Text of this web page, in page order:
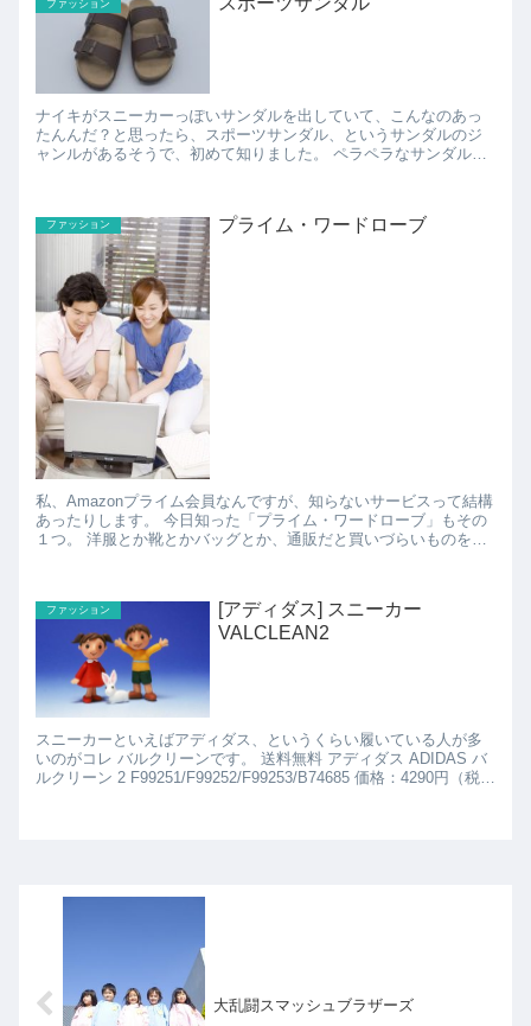
ファッション
ナイキがスニーカーっぽいサンダルを出していて、こんなのあっ
たんんだ？と思ったら、スポーツサンダル、というサンダルのジ
ャンルがあるそうで、初めて知りました。 ペラペラなサンダルと
ファッション プライム・ワードローブ
私、Amazonプライム会員なんですが、知らないサービスって結構
あったりします。 今日知った「プライム・ワードローブ」もその
１つ。 洋服とか靴とかバッグとか、通販だと買いづらいものを最
ファッション
[アディダス] スニーカー
VALCLEAN2
スニーカーといえばアディダス、というくらい履いている人が多
いのがコレ バルクリーンです。 送料無料 アディダス ADIDAS バ
ルクリーン 2 F99251/F99252/F99253/B74685 価格：4290円（税
大乱闘スマッシュブラザーズ